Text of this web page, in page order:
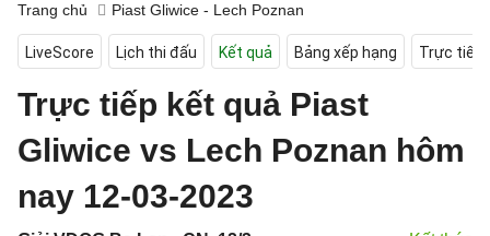
Trang chủ Piast Gliwice - Lech Poznan
LiveScore Lịch thi đấu Kết quả Bảng xếp hạng Trực tiếp
Trực tiếp kết quả Piast
Gliwice vs Lech Poznan hôm
nay 12-03-2023